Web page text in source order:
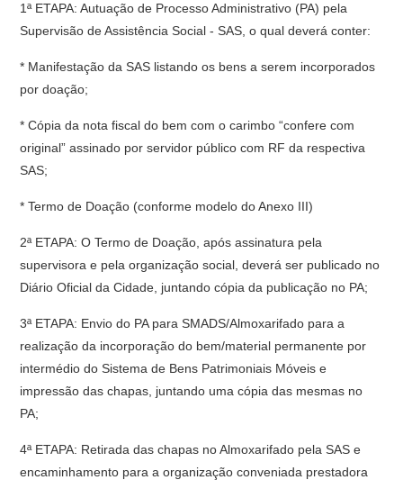
1ª ETAPA: Autuação de Processo Administrativo (PA) pela
Supervisão de Assistência Social - SAS, o qual deverá conter:
* Manifestação da SAS listando os bens a serem incorporados
por doação;
* Cópia da nota fiscal do bem com o carimbo “confere com
original” assinado por servidor público com RF da respectiva
SAS;
* Termo de Doação (conforme modelo do Anexo III)
2ª ETAPA: O Termo de Doação, após assinatura pela
supervisora e pela organização social, deverá ser publicado no
Diário Oficial da Cidade, juntando cópia da publicação no PA;
3ª ETAPA: Envio do PA para SMADS/Almoxarifado para a
realização da incorporação do bem/material permanente por
intermédio do Sistema de Bens Patrimoniais Móveis e
impressão das chapas, juntando uma cópia das mesmas no
PA;
4ª ETAPA: Retirada das chapas no Almoxarifado pela SAS e
encaminhamento para a organização conveniada prestadora